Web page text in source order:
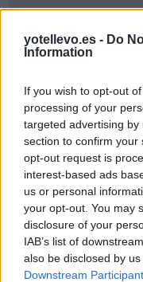
yotellevo.es - Do
Information
If you wish to opt-out
processing of your
targeted advertising
section to confirm your
opt-out request is
interest-based ads
us or personal
your opt-out. You may
disclosure of your
IAB’s list of
also be disclosed by
Downstream
Cómo ir desde